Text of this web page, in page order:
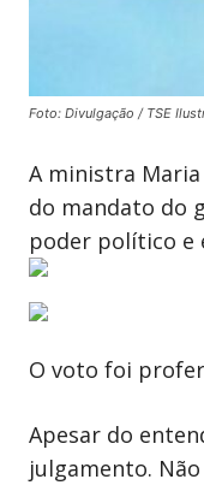
Foto: Divulgação / TSE
A ministra
do mandato do
poder político e
O voto foi
Apesar do
julgamento.